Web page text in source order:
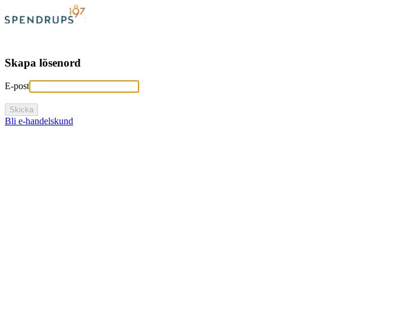
Skapa lösenord
E-post
Skicka
Bli e-handelskund